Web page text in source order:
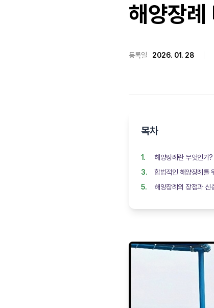
해양장례
등록일 2026. 01. 28
목차
해양장례란 무엇인가
합법적인 해양장례를
해양장례의 장점과 신